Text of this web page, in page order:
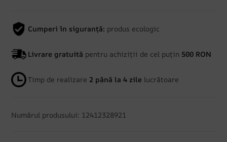
Cumperi în siguranță: produs ecologic
Livrare gratuită pentru achiziții de cel puțin 500 RON
Timp de realizare 2 până la 4 zile lucrătoare
Numărul produsului: 12412328921